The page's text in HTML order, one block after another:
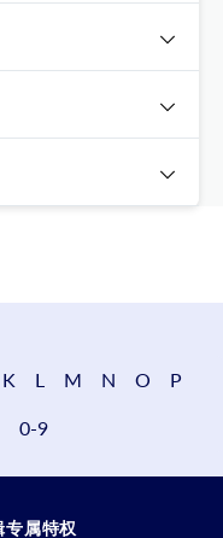
K L M N O P
0-9